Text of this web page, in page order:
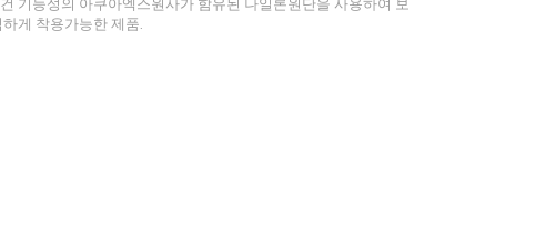
게 착용가능한 제품.